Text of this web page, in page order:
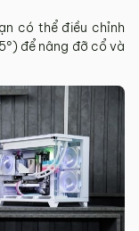
có thể điều chỉnh
để nâng đỡ cổ và